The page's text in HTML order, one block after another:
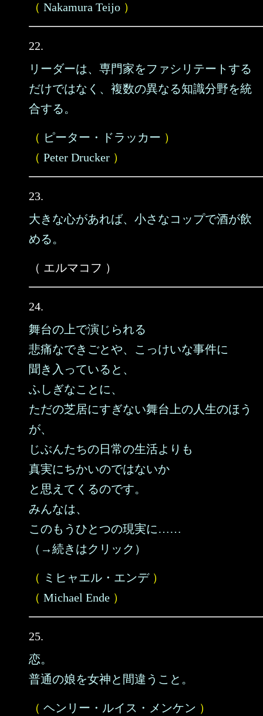
（ Nakamura Teijo ）
22.
リーダーは、専門家をファシリテートする
だけではなく、複数の異なる知識分野を統
合する。
（ ピーター・ドラッカー ）
（ Peter Drucker ）
23.
大きな心があれば、小さなコップで酒が飲
める。
（ エルマコフ ）
24.
舞台の上で演じられる
悲痛なできごとや、こっけいな事件に
聞き入っていると、
ふしぎなことに、
ただの芝居にすぎない舞台上の人生のほう
が、
じぶんたちの日常の生活よりも
真実にちかいのではないか
と思えてくるのです。
みんなは、
このもうひとつの現実に……
（→続きはクリック）
（ ミヒャエル・エンデ）
（ Michael Ende ）
25.
恋。
普通の娘を女神と間違うこと。
（ ヘンリー・ルイス・メンケン ）